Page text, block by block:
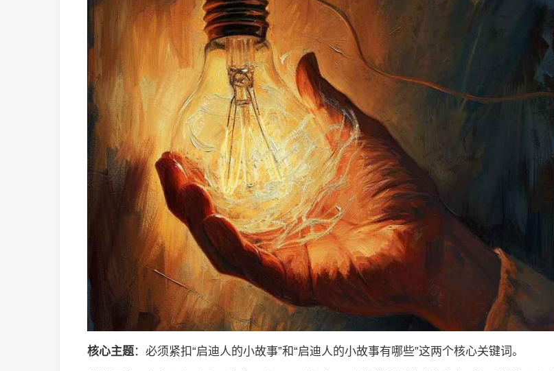
核心主题：必须紧扣“启迪人的小故事”和“启迪人的小故事有哪些”这两个核心关键词。